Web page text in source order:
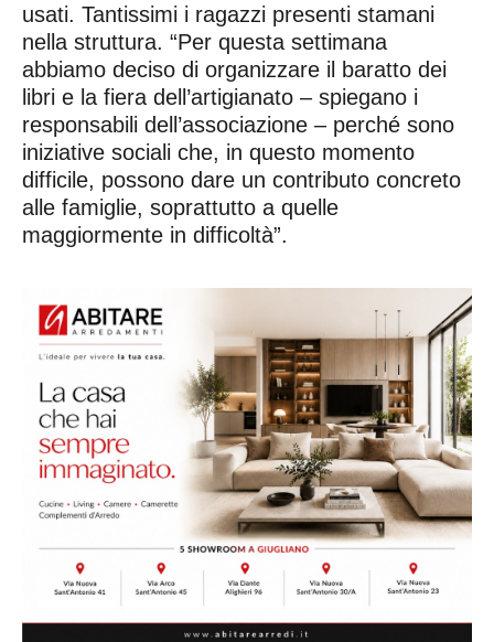
usati. Tantissimi i ragazzi presenti stamani
nella struttura. “Per questa settimana
abbiamo deciso di organizzare il baratto dei
libri e la fiera dell’artigianato – spiegano i
responsabili dell’associazione – perché sono
iniziative sociali che, in questo momento
difficile, possono dare un contributo concreto
alle famiglie, soprattutto a quelle
maggiormente in difficoltà”.